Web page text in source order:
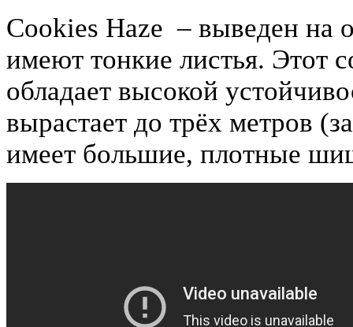
Cookies Haze – выведен на
имеют тонкие листья. Этот
обладает высокой
вырастает до трёх метров
имеет большие, плотные